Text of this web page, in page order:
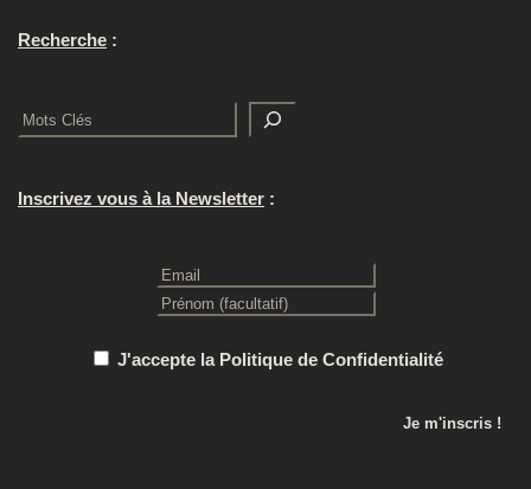
Recherche :
Rechercher
Inscrivez vous à la Newsletter :
J'accepte la Politique de Confidentialité